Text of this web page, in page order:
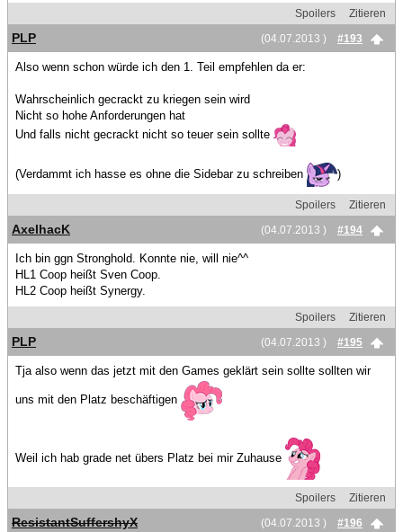
Spoilers
Zitieren
(04.07.2013 )
#193
PLP
Also wenn schon würde ich den 1. Teil empfehlen da er:
Wahrscheinlich gecrackt zu kriegen sein wird
Nicht so hohe Anforderungen hat
Und falls nicht gecrackt nicht so teuer sein sollte
(Verdammt ich hasse es ohne die Sidebar zu schreiben )
Spoilers
Zitieren
(04.07.2013 )
#194
AxelhacK
Ich bin ggn Stronghold. Konnte nie, will nie^^
HL1 Coop heißt Sven Coop.
HL2 Coop heißt Synergy.
Spoilers
Zitieren
(04.07.2013 )
#195
PLP
Tja also wenn das jetzt mit den Games geklärt sein sollte sollten wir
uns mit den Platz beschäftigen
Weil ich hab grade net übers Platz bei mir Zuhause
Spoilers
Zitieren
(04.07.2013 )
#196
ResistantSuffershyX